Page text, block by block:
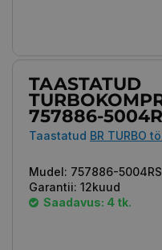
TAASTATUD
757886-
Taastatud BR TURBO
Mudel: 757886-5004RS
Garantii: 12kuud
Saadavus: 4 tk.